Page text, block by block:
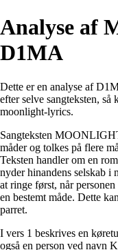
Analyse af
D1MA
Dette er en analyse af
efter selve sangteksten, så
moonlight-lyrics.
Sangteksten
måder og tolkes på flere
Teksten handler om en
nyder hinandens selskab i
at ringe først, når
en bestemt måde. Dette
parret.
I vers 1 beskrives en
også en person ved navn